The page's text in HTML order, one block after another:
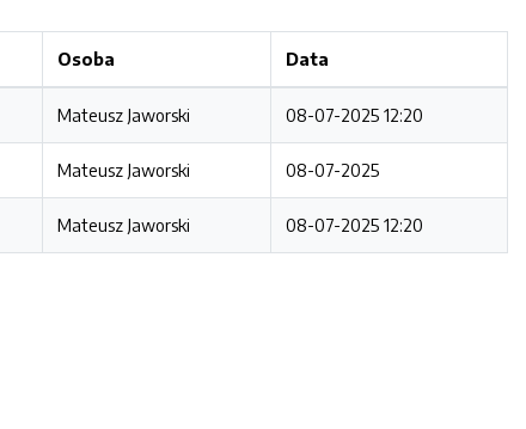
Osoba Data
Mateusz Jaworski 08-07-2025 12:20
Mateusz Jaworski 08-07-2025
Mateusz Jaworski 08-07-2025 12:20